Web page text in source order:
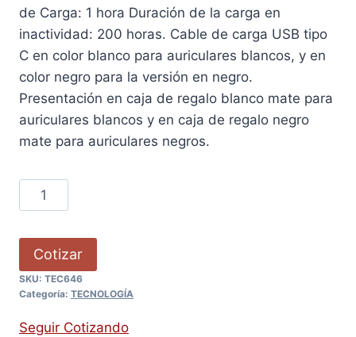
de Carga: 1 hora Duración de la carga en
inactividad: 200 horas. Cable de carga USB tipo
C en color blanco para auriculares blancos, y en
color negro para la versión en negro.
Presentación en caja de regalo blanco mate para
auriculares blancos y en caja de regalo negro
mate para auriculares negros.
Cotizar
SKU: TEC646
Categoría: TECNOLOGÍA
Seguir Cotizando